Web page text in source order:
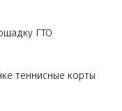
ГТО
теннисные корты